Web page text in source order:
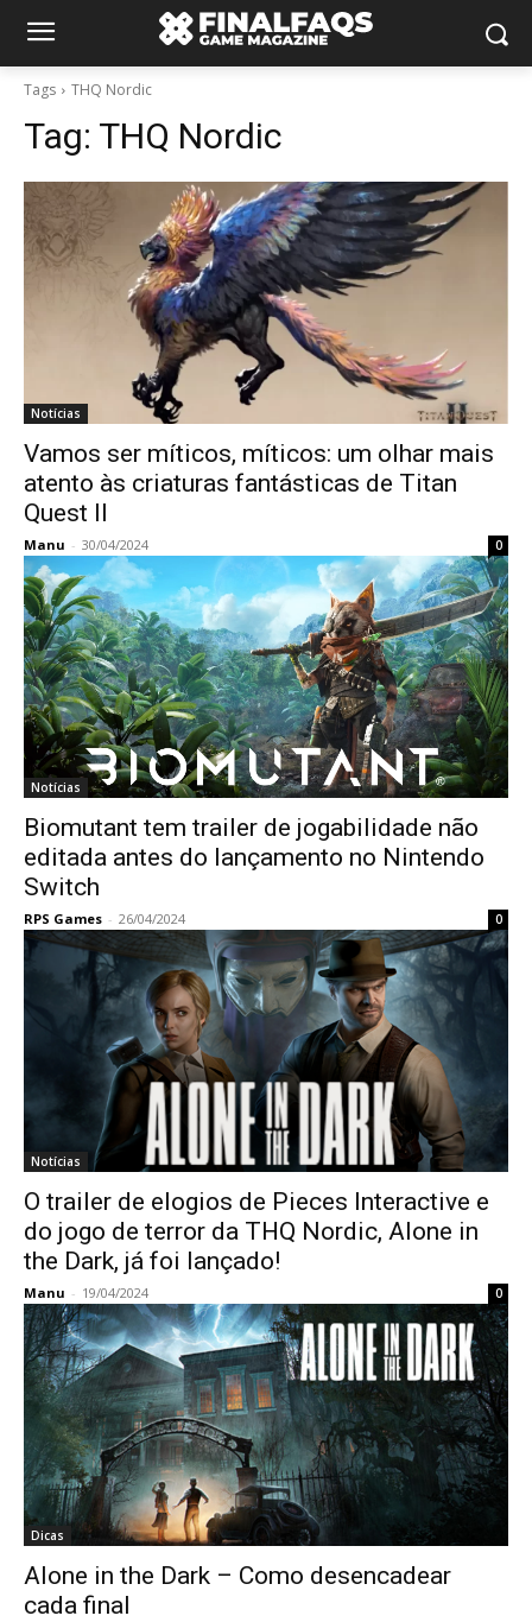
Tags THQ Nordic
Tag: THQ Nordic
Notícias
Vamos ser míticos, míticos: um olhar mais
atento às criaturas fantásticas de Titan
Quest II
Manu - 30/04/2024 0
Notícias
Biomutant tem trailer de jogabilidade não
editada antes do lançamento no Nintendo
Switch
RPS Games - 26/04/2024 0
Notícias
O trailer de elogios de Pieces Interactive e
do jogo de terror da THQ Nordic, Alone in
the Dark, já foi lançado!
Manu - 19/04/2024 0
Dicas
Alone in the Dark – Como desencadear
cada final